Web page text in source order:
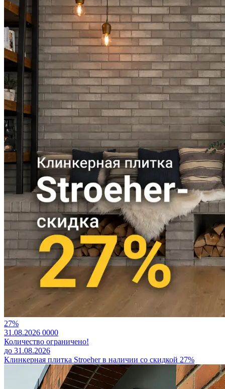
27%
31.08.2026 0000
Количество ограничено!
до 31.08.2026
Клинкерная плитка Stroeher в наличии со скидкой 27%